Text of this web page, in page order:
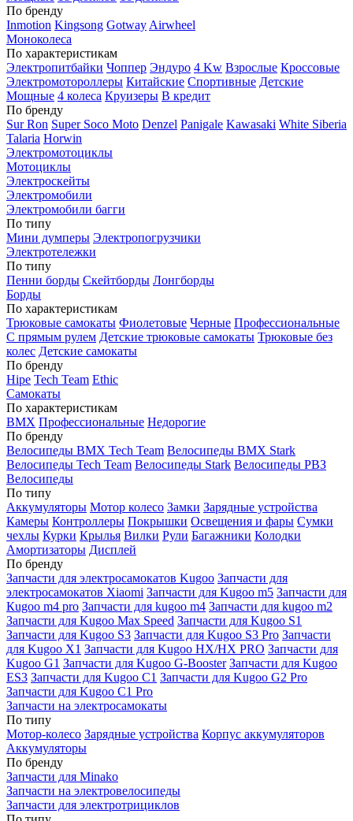
По бренду
Inmotion Kingsong Gotway Airwheel
Моноколеса
По характеристикам
Электропитбайки Чоппер Эндуро 4 Kw Взрослые Кроссовые
Электромотороллеры Китайские Спортивные Детские
Мощные 4 колеса Круизеры В кредит
По бренду
Sur Ron Super Soco Moto Denzel Panigale Kawasaki White Siberia
Talaria Horwin
Электромотоциклы
Мотоциклы
Электроскейты
Электромобили
Электромобили багги
По типу
Мини думперы Электропогрузчики
Электротележки
По типу
Пенни борды Скейтборды Лонгборды
Борды
По характеристикам
Трюковые самокаты Фиолетовые Черные Профессиональные
С прямым рулем Детские трюковые самокаты Трюковые без
колес Детские самокаты
По бренду
Hipe Tech Team Ethic
Самокаты
По характеристикам
BMX Профессиональные Недорогие
По бренду
Велосипеды BMX Tech Team Велосипеды BMX Stark
Велосипеды Tech Team Велосипеды Stark Велосипеды РВЗ
Велосипеды
По типу
Аккумуляторы Мотор колесо Замки Зарядные устройства
Камеры Контроллеры Покрышки Освещения и фары Сумки
чехлы Курки Крылья Вилки Рули Багажники Колодки
Амортизаторы Дисплей
По бренду
Запчасти для электросамокатов Kugoo Запчасти для
электросамокатов Xiaomi Запчасти для Kugoo m5 Запчасти для
Кugoo m4 pro Запчасти для kugoo m4 Запчасти для kugoo m2
Запчасти для Kugoo Max Speed Запчасти для Kugoo S1
Запчасти для Kugoo S3 Запчасти для Kugoo S3 Pro Запчасти
для Kugoo X1 Запчасти для Kugoo HX/HX PRO Запчасти для
Kugoo G1 Запчасти для Kugoo G-Booster Запчасти для Kugoo
ES3 Запчасти для Kugoo C1 Запчасти для Kugoo G2 Pro
Запчасти для Kugoo C1 Pro
Запчасти на электросамокаты
По типу
Мотор-колесо Зарядные устройства Корпус аккумуляторов
Аккумуляторы
По бренду
Запчасти для Minako
Запчасти на электровелосипеды
Запчасти для электротрициклов